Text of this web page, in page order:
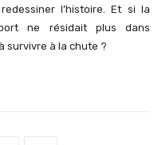
l’histoire. Et si la
ne résidait plus dans
survivre à la chute ?